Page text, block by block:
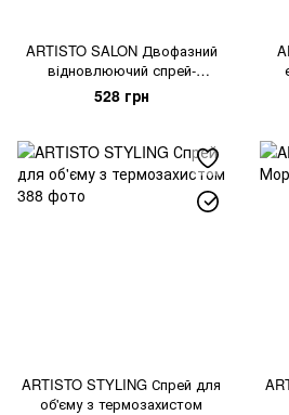
ARTISTO SALON Двофазний
відновлюючий спрей-
кондиціонер
528 грн
ARTISTO STYLING Спрей для
об'єму з термозахистом